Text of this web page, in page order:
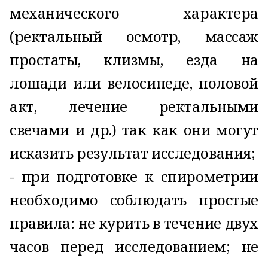
механического характера
(ректальный осмотр, массаж
простаты, клизмы, езда на
лошади или велосипеде, половой
акт, лечение ректальными
свечами и др.) так как они могут
исказить результат исследования;
- при подготовке к спирометрии
необходимо соблюдать простые
правила: не курить в течение двух
часов перед исследованием; не